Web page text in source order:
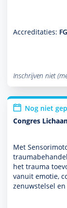
Accreditaties:
Inschrijven niet
Nog niet
Congres
Met
het trauma
vanuit emotie,
zenuwstelsel